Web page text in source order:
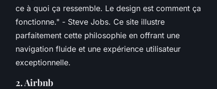
ce à quoi ça ressemble. Le design est comment ça
fonctionne." - Steve Jobs. Ce site illustre
parfaitement cette philosophie en offrant une
navigation fluide et une expérience utilisateur
exceptionnelle.
2. Airbnb